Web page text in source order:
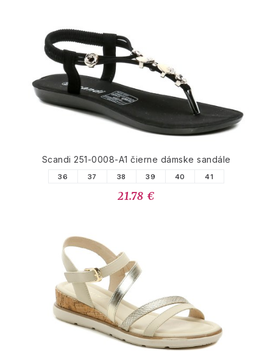
Scandi 251-0008-A1 čierne dámske sandále
36 37 38 39 40 41
21.78 €